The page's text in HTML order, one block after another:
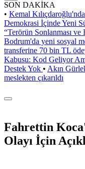
SON DAKİKA
• Kemal
Demokrasi İçinde Yeni
“Terörün Sonlanması
Bodrum'da yeni sosyal
transferine 70 bin TL
Kabusu: Kod Geliyor
Destek Yok • Akın
meslekten çıkarıldı
Fahrettin
Olayı İçin